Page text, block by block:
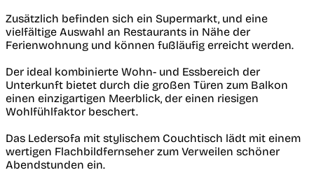
Zusätzlich befinden sich ein Supermarkt, und eine
vielfältige Auswahl an Restaurants in Nähe der
Ferienwohnung und können fußläufig erreicht werden.
Der ideal kombinierte Wohn- und Essbereich der
Unterkunft bietet durch die großen Türen zum Balkon
einen einzigartigen Meerblick, der einen riesigen
Wohlfühlfaktor beschert.
Das Ledersofa mit stylischem Couchtisch lädt mit einem
wertigen Flachbildfernseher zum Verweilen schöner
Abendstunden ein.